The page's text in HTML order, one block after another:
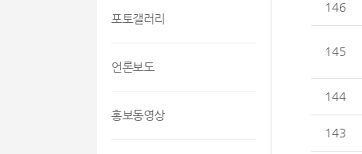
포토갤러리
언론보도
홍보동영상
146
145
144
143